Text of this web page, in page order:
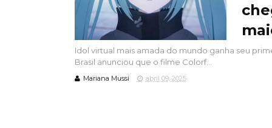
Idol virtual mais amada do mundo ganha seu
Brasil anunciou que o filme Colorf...
Mariana Mussi abril 09, 2025